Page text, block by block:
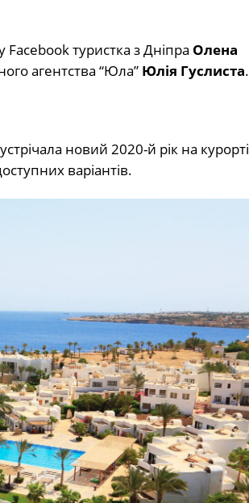
Facebook туристка з Дніпра Олена
агентства “Юла” Юлія Гуслиста.
новий 2020-й рік на курорті
варіантів.